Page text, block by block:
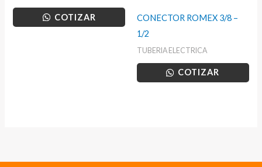
COTIZAR
CONECTOR ROMEX 3/8 –
1/2
TUBERIA ELECTRICA
COTIZAR